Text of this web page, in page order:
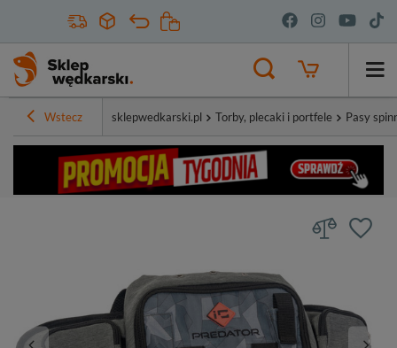
Wstecz sklepwedkarski.pl Torby, plecaki i portfele Pasy